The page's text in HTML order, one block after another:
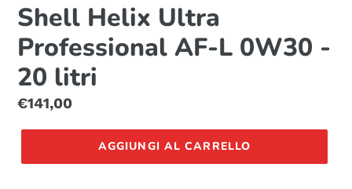
Shell Helix Ultra
Professional AF-L 0W30 -
20 litri
Prezzo
di
€141,00
AGGIUNGI AL CARRELLO